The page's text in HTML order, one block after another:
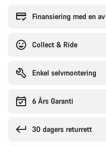
Finansiering med en
Collect & Ride
Enkel selvmontering
6 Års Garanti
30 dagers returrett